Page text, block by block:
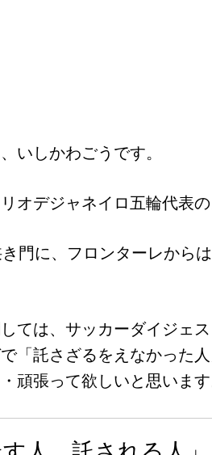
いしかわごうです。
オデジャネイロ五輪代表
門に、フロンターレから
ては、サッカーダイジェ
「託さざるをえなかった
頑張って欲しいと思います